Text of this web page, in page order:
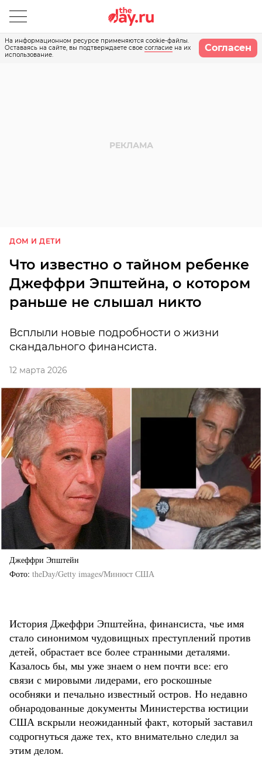
На информационном ресурсе применяются cookie-файлы.
Оставаясь на сайте, вы подтверждаете свое согласие на их
использование.
Согласен
ДОМ И ДЕТИ
Что известно о тайном ребенке
Джеффри Эпштейна, о котором
раньше не слышал никто
Всплыли новые подробности о жизни
скандального финансиста.
12 марта 2026
Джеффри Эпштейн
Фото theDay/Getty images/Минюст США
История Джеффри Эпштейна, финансиста, чье имя
стало синонимом чудовищных преступлений против
детей, обрастает все более странными деталями.
Казалось бы, мы уже знаем о нем почти все: его
связи с мировыми лидерами, его роскошные
особняки и печально известный остров. Но недавно
обнародованные документы Министерства юстиции
США вскрыли неожиданный факт, который заставил
содрогнуться даже тех, кто внимательно следил за
этим делом.